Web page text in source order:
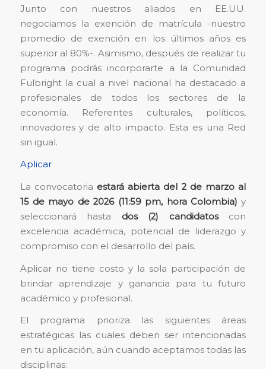
Junto con nuestros aliados en EE.UU.
negociamos la exención de matrícula -nuestro
promedio de exención en los últimos años es
superior al 80%-. Asimismo, después de realizar tu
programa podrás incorporarte a la Comunidad
Fulbright la cual a nivel nacional ha destacado a
profesionales de todos los sectores de la
economía. Referentes culturales, políticos,
innovadores y de alto impacto. Esta es una Red
sin igual.
Aplicar
La convocatoria estará abierta del 2 de marzo al
15 de mayo de 2026 (11:59 pm, hora Colombia)y
seleccionará hasta dos (2) candidatoscon
excelencia académica, potencial de liderazgo y
compromiso con el desarrollo del país.
Aplicar no tiene costo y la sola participación de
brindar aprendizaje y ganancia para tu futuro
académico y profesional.
El programa prioriza las siguientes áreas
estratégicas las cuales deben ser intencionadas
en tu aplicación, aún cuando aceptamos todas las
disciplinas: